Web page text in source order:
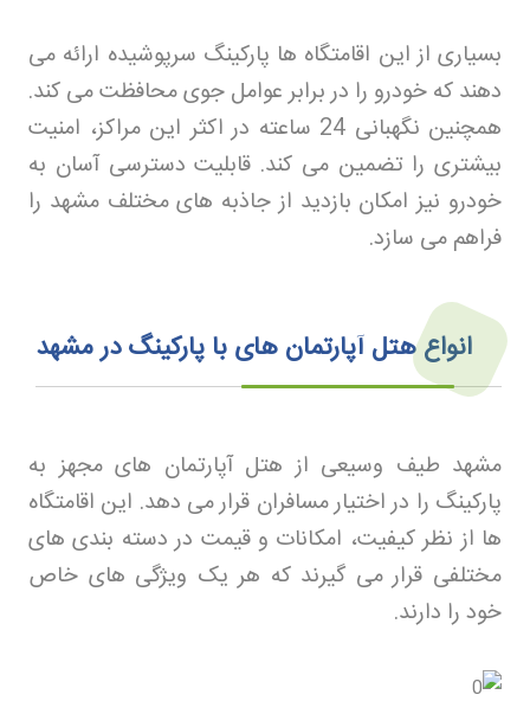
بسیاری از این اقامتگاه ها پارکینگ سرپوشیده ارائه می
دهند که خودرو را در برابر عوامل جوی محافظت می کند.
همچنین نگهبانی 24 ساعته در اکثر این مراکز، امنیت
بیشتری را تضمین می کند. قابلیت دسترسی آسان به
خودرو نیز امکان بازدید از جاذبه های مختلف مشهد را
فراهم می سازد.
انواع هتل آپارتمان های با پارکینگ در مشهد
مشهد طیف وسیعی از هتل آپارتمان های مجهز به
پارکینگ را در اختیار مسافران قرار می دهد. این اقامتگاه
ها از نظر کیفیت، امکانات و قیمت در دسته بندی های
مختلفی قرار می گیرند که هر یک ویژگی های خاص
خود را دارند.